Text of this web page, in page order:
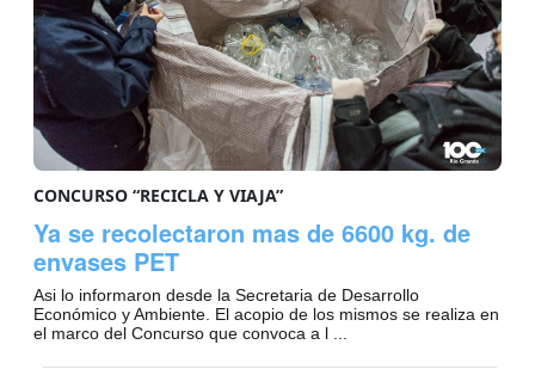
CONCURSO “RECICLA Y VIAJA”
Ya se recolectaron mas de 6600 kg. de
envases PET
Asi lo informaron desde la Secretaria de Desarrollo
Económico y Ambiente. El acopio de los mismos se realiza en
el marco del Concurso que convoca a l ...